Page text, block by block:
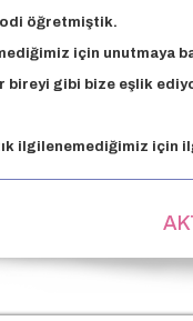
öğretmiştik.
için unutmaya
bireyi gibi bize eşlik
ilgilenemediğimiz